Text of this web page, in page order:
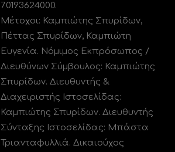
70193624000.
Μέτοχοι: Καμπιώτης Σπυρίδων,
Πέττας Σπυρίδων, Καμπιώτη
Ευγενία. Νόμιμος Εκπρόσωπος /
Διευθύνων Σύμβουλος: Καμπιώτης
Σπυρίδων. Διευθυντής &
Διαχειριστής Ιστοσελίδας:
Καμπιώτης Σπυρίδων. Διευθυντής
Σύνταξης Ιστοσελίδας: Μπάστα
Τριανταφυλλιά. Δικαιούχος